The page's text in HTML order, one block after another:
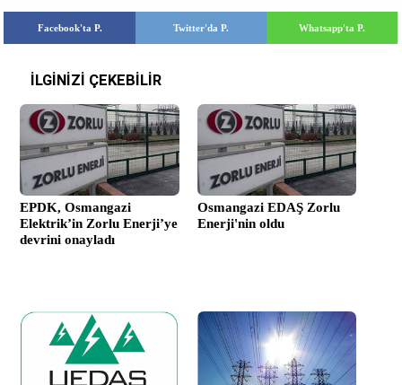
Facebook'ta P. Twitter'da P. Whatsapp'ta P.
İLGİNİZİ ÇEKEBİLİR
EPDK, Osmangazi
Elektrik’in Zorlu Enerji’ye
devrini onayladı
Osmangazi EDAŞ Zorlu
Enerji'nin oldu